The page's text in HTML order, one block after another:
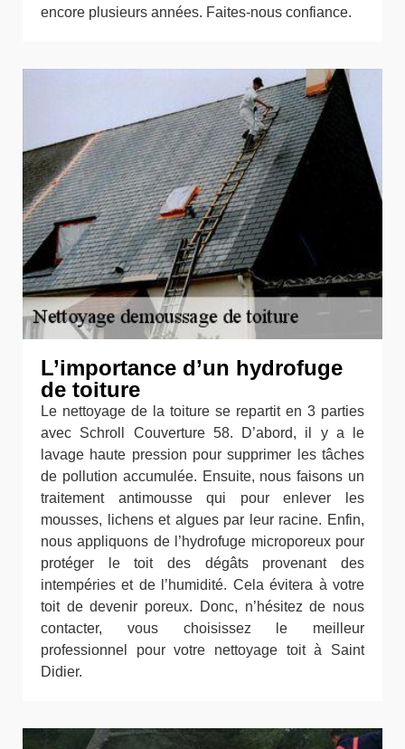
encore plusieurs années. Faites-nous confiance.
L’importance d’un hydrofuge
de toiture
Le nettoyage de la toiture se repartit en 3 parties
avec Schroll Couverture 58. D’abord, il y a le
lavage haute pression pour supprimer les tâches
de pollution accumulée. Ensuite, nous faisons un
traitement antimousse qui pour enlever les
mousses, lichens et algues par leur racine. Enfin,
nous appliquons de l’hydrofuge microporeux pour
protéger le toit des dégâts provenant des
intempéries et de l’humidité. Cela évitera à votre
toit de devenir poreux. Donc, n’hésitez de nous
contacter, vous choisissez le meilleur
professionnel pour votre nettoyage toit à Saint
Didier.